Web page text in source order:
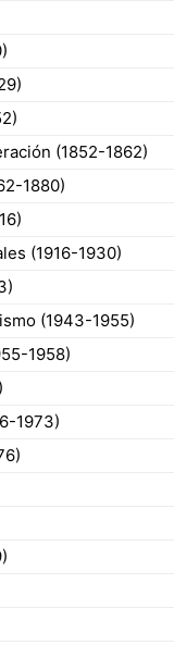
(1852-1862)
1880)
(1916-1930)
(1943-1955)
1958)
1973)